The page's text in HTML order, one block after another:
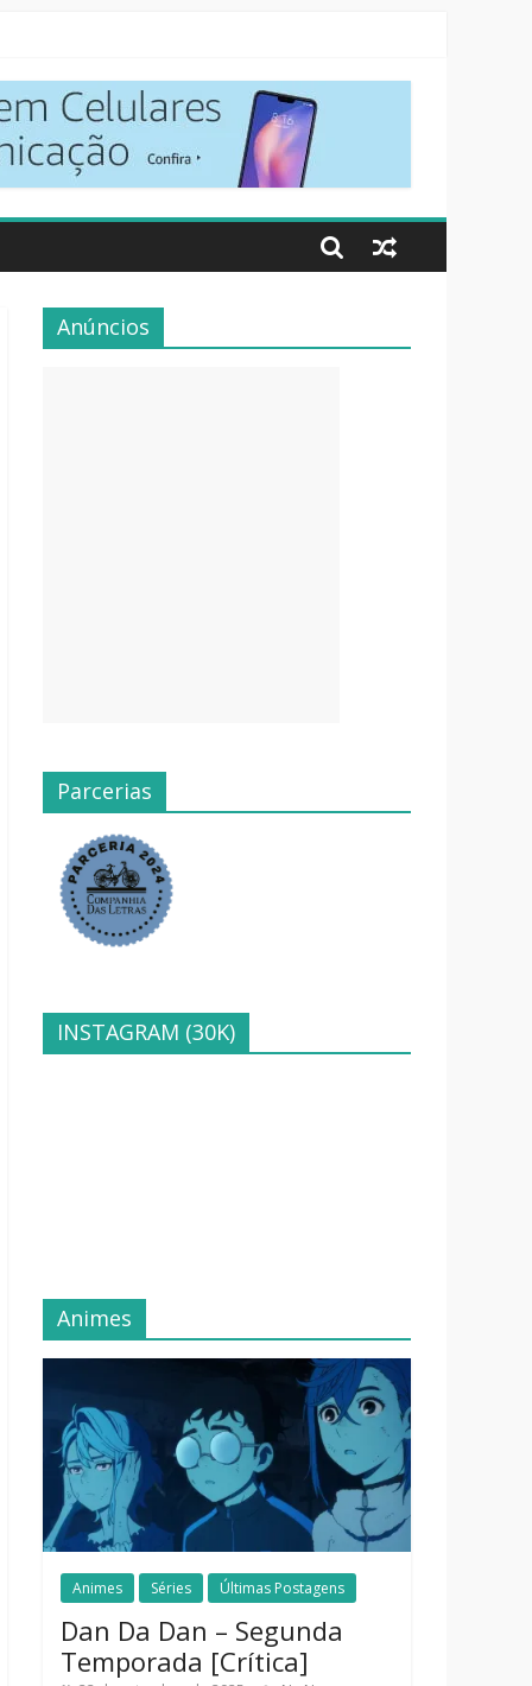
Anúncios
Parcerias
INSTAGRAM (30K)
Animes
Animes Séries Últimas Postagens
Dan Da Dan – Segunda
Temporada [Crítica]